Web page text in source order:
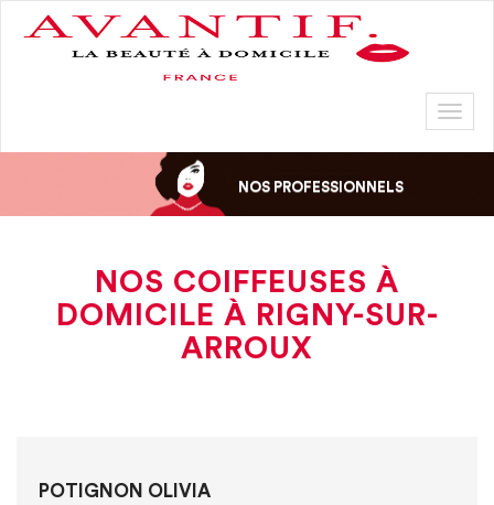
NOS PROFESSIONNELS
NOS COIFFEUSES À
DOMICILE À RIGNY-SUR-
ARROUX
POTIGNON OLIVIA